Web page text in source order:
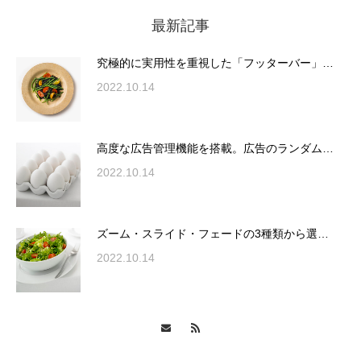
究極的に実用性を重視した「フッターバー」
表示やショートコード…
ズーム・スライド・フェードの3種類から選
択可能な洗練されたホ…
変幻自在、あらゆる業種に対応可能な新しい
最新記事
究極的に実用性を重視した「フッターバー」…
2022.10.14
高度な広告管理機能を搭載。広告のランダム…
2022.10.14
ズーム・スライド・フェードの3種類から選…
2022.10.14